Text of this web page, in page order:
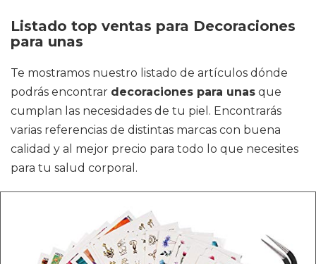
Listado top ventas para Decoraciones
para unas
Te mostramos nuestro listado de artículos dónde
podrás encontrar decoraciones para unas que
cumplan las necesidades de tu piel. Encontrarás
varias referencias de distintas marcas con buena
calidad y al mejor precio para todo lo que necesites
para tu salud corporal.